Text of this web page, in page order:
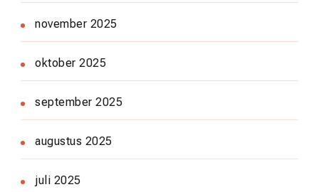
november 2025
oktober 2025
september 2025
augustus 2025
juli 2025